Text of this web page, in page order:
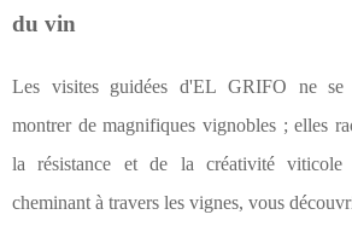
du vin
Les visites guidées d'EL GRIFO ne se
montrer de magnifiques vignobles ; elles
la résistance et de la créativité viticole
cheminant à travers les vignes, vous